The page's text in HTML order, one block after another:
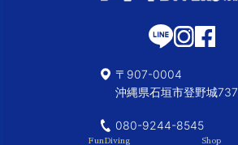
〒907-0004
沖縄県石垣市登野城737
080-9244-8545
FunDiving Shop